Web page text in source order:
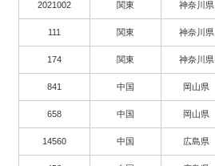
2021002 関東 神奈川県
111 関東 神奈川県
174 関東 神奈川県
841 中国 岡山県
658 中国 岡山県
14560 中国 広島県